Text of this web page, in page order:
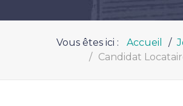
Vous êtes ici : Accueil
Candidat